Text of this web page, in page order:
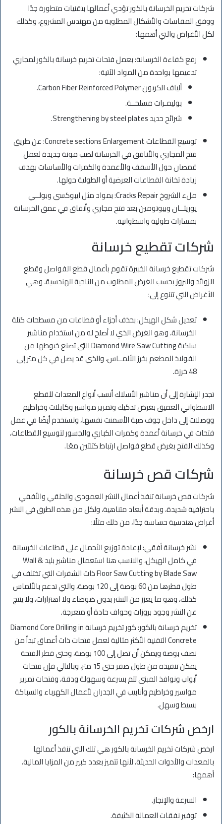
شركات تخريم الخرسانة بالكور تؤدي أعمالها بتقنيات متطورة جدًا
ووفق المقاسات والأشكال المطلوبة من مهندس المشروع، وكذلك
لكل الأغراض والتي أهمها:
رفع كفاءة الخرسانة: بعمل فتحات تخريم خرسانة بالكور لمجاري
تدعيمها بواحدة من المواد الآتية:
ألياف الكربون Carbon Fiber Reinforced Polymer.
بوليمـرات مسلحــة.
شرائح حديد Strengthening by steel plates.
توسيع القطاعات Concrete sections Enlargement: عن طريق
فتح المجاري والأنافق في الخرسانة لصب مونة جديدة لعمل
قمصان حول الأسقف والأعمدة والكمرات والأساسات بهدف
زيادة تخانة القطاعات العرضية أو الطولية حولها.
ملء الشروخ Cracks Repair: بمواد مثل ايبوكسى وبولــي
يوريثــان وبيوتومين بعد فتح مجاري وأنفاق في عمق الخرسانة
بمسارات طولية واسطوانية.
شركات تقطيع خرسانة
شركات تقطيع خرسانة الخبيرة تقوم بأعمال قطع الفواصل وقطع
الزوائد والبروز بحسب الغرض المطلوب من الناحية الهندسية، وهي
الأغراض التي تتنوع إلى:
تعديل شكل الهيكل: بحذف أجزاء أو قطاعات من مسطحات كتلة
الخرسانة، وهو الغرض الذي لا أصلح له من استخدام مناشير
سلكية Diamond Wire Saw Cutting التي تصنع خيوطها من
الفولاذ المطعم بخرز الألمــاس، والذي قد يصل في كل متر إلى
48 خرزة.
تجدر الإشارة إلى أن مناشير الأسلاك أنسب أنواع المعدات للقطع
الاسطواني العميق بغرض تدكيك وتمرير مواسير وكابلات وخراطيم
ووصلات إلى داخل جوف صبة الأسمنت نفسها، وتستخدم أيضًا في عمل
فتحات في خرسانة أعمدة وكمرات الكباري والجسور لتوسيع القطاعات،
وكذلك الفتح بغرض قطع فواصل ارتباط كتلتين معًا.
شركات قص خرسانة
شركات قص خرسانة تنفذ أعمال النشر العمودي والحلقي والأفقي
باحترافية شديدة، وبدقة أبعاد متناهية، ولكل من هذه الطرق في النشر
أغراض هندسية حساسة جدًا، من ذلك مثلًا:
نشر خرسانة أفقي: لإعادة توزيع الأحمال على قطاعات الخرسانة
في كامل الهيكل، والانسب هنا استعمال مناشير بليد Wall &
Floor Saw Cutting by Blade Saw ذات الشفرات التي تختلف في
طول قطرها من 60 بوصة إلى 120 بوصة، والتي تدعم بالألماس
كذلك، وهو ما يعزز من النشر بدون ضوضاء ولا اهتزازات، ولا ينتج
عن النشر وجود بروزات وحواف حادة أو متعرجة.
تخريم خرسانة بالكور: كور تخريم خرسانة Diamond Core Drilling in
Concrete التقنية الأكثر مثالية لعمل فتحات ذات أعماق تبدأ من
نصف بوصة ويمكن أن تصل إلى 100 بوصة، وحتى قطر الفتحة
يمكن تنفيذه من طول صفر حتى 15 متر، وبالتالي فإن فتحات
أبواب ونوافذ المبنى تتم بسرعة وسهولة ودقة، وفتحات تمرير
مواسير وخراطيم وأنابيب في الجدران لأعمال الكهرباء والسباكة
بسيط وسهل.
ارخص شركات تخريم الخرسانة بالكور
ارخص شركات تخريم الخرسانة بالكور هي تلك التي تنفذ أعمالها
بالمعدات والأدوات الحديثة، لأنها تتميز بعدد كبير من المزايا المالية،
أهمها:
السرعة والإنجاز.
توفير نفقات العمالة الكثيفة.